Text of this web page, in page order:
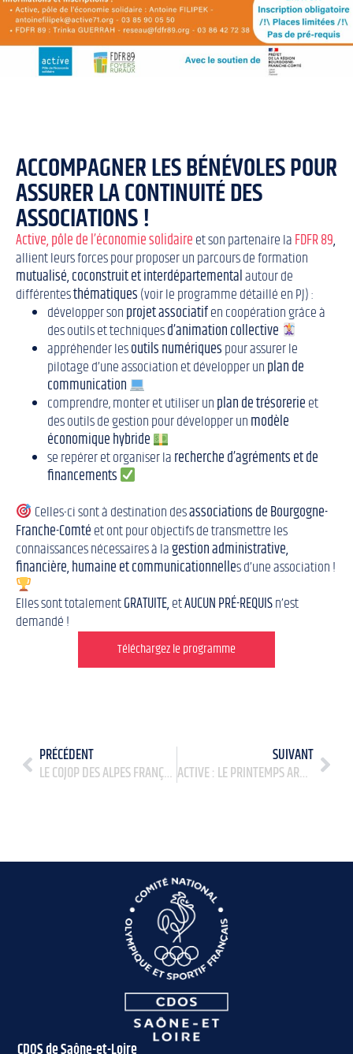
ACCOMPAGNER LES BÉNÉVOLES POUR
ASSURER LA CONTINUITÉ DES
ASSOCIATIONS !
Active, pôle de l’économie solidaireet son partenaire laFDFR 89,
allient leurs forces pour proposer un parcours de formation
mutualisé, coconstruit et interdépartementalautour de
différentesthématiques(voir le programme détaillé en PJ) :
développer sonprojet associatifen coopération grâce à
des outils et techniquesd’animation collective
appréhender lesoutils numériquespour assurer le
pilotage d’une association et développer unplan de
communication
comprendre, monter et utiliser unplan de trésorerieet
des outils de gestion pour développer unmodèle
économique hybride
se repérer et organiser larecherche d’agréments et de
financements
Celles-ci sont à destination desassociations de Bourgogne-
Franche-Comtéet ont pour objectifs de transmettre les
connaissances nécessaires à lagestion administrative,
financière, humaine et communicationnelles d’une association !
Elles sont totalementGRATUITE,etAUCUN PRÉ-REQUISn’est
demandé !
Téléchargez le programme
PRÉCÉDENT
LE COJOP DES ALPES FRANÇAISES 2030 OFFICIELLEMENT LANCÉ !
SUIVANT
ACTIVE : LE PRINTEMPS ARRIVE AVEC LE 1ER TEMPS COLLECTIF LE 10/04/2025 !